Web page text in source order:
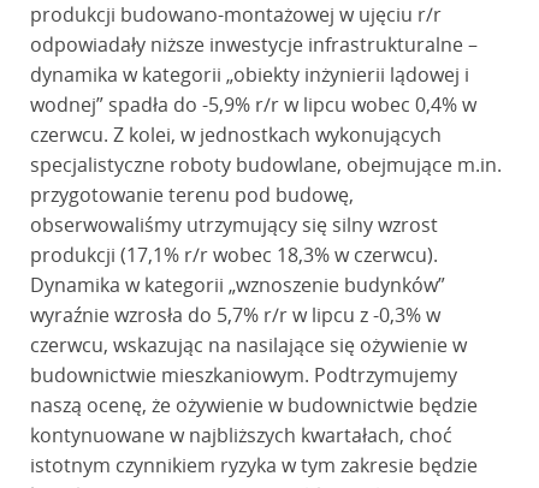
produkcji budowano-montażowej w ujęciu r/r
odpowiadały niższe inwestycje infrastrukturalne –
dynamika w kategorii „obiekty inżynierii lądowej i
wodnej” spadła do -5,9% r/r w lipcu wobec 0,4% w
czerwcu. Z kolei, w jednostkach wykonujących
specjalistyczne roboty budowlane, obejmujące m.in.
przygotowanie terenu pod budowę,
obserwowaliśmy utrzymujący się silny wzrost
produkcji (17,1% r/r wobec 18,3% w czerwcu).
Dynamika w kategorii „wznoszenie budynków”
wyraźnie wzrosła do 5,7% r/r w lipcu z -0,3% w
czerwcu, wskazując na nasilające się ożywienie w
budownictwie mieszkaniowym. Podtrzymujemy
naszą ocenę, że ożywienie w budownictwie będzie
kontynuowane w najbliższych kwartałach, choć
istotnym czynnikiem ryzyka w tym zakresie będzie